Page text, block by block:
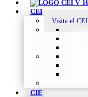
CEI
Visita el CEI
CIE